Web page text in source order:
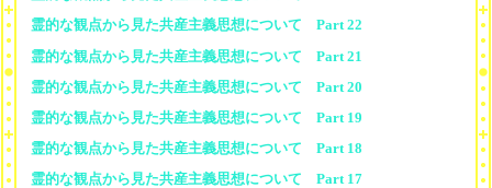
霊的な観点から見た共産主義思想について Part 22
霊的な観点から見た共産主義思想について Part 21
霊的な観点から見た共産主義思想について Part 20
霊的な観点から見た共産主義思想について Part 19
霊的な観点から見た共産主義思想について Part 18
霊的な観点から見た共産主義思想について Part 17